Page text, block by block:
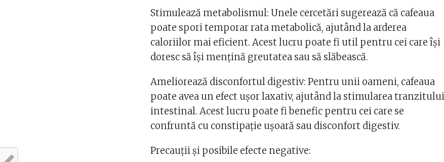
Stimulează metabolismul: Unele cercetări sugerează că cafeaua
poate spori temporar rata metabolică, ajutând la arderea
caloriilor mai eficient. Acest lucru poate fi util pentru cei care își
doresc să își mențină greutatea sau să slăbească.
Ameliorează disconfortul digestiv: Pentru unii oameni, cafeaua
poate avea un efect ușor laxativ, ajutând la stimularea tranzitului
intestinal. Acest lucru poate fi benefic pentru cei care se
confruntă cu constipație ușoară sau disconfort digestiv.
Precauții și posibile efecte negative: